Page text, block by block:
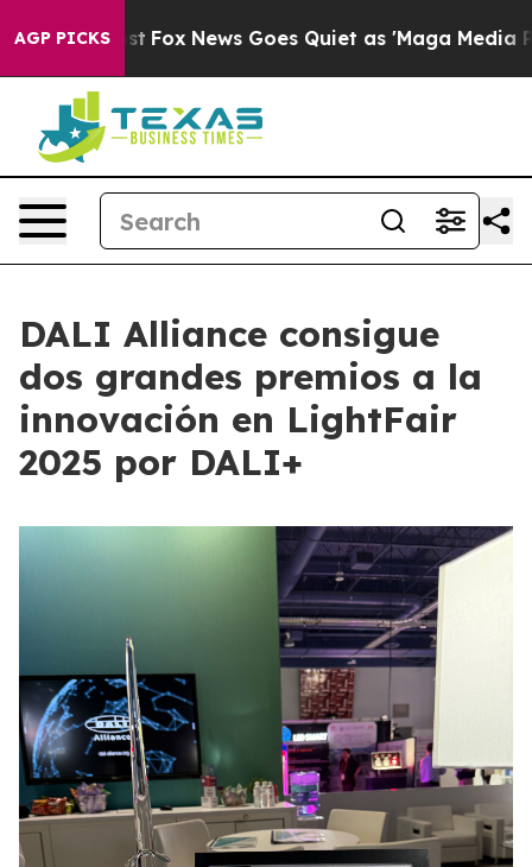
AGP PICKS
Exist Fox News Goes Quiet as 'Maga Media
DALI Alliance consigue
dos grandes premios a la
innovación en LightFair
2025 por DALI+